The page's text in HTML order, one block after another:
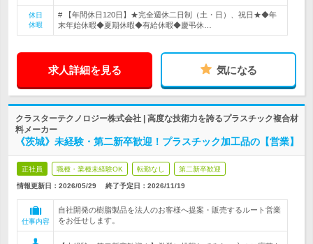
休日
休暇
# 【年間休日120日】★完全週休二日制（土・日）、祝日★◆年
末年始休暇◆夏期休暇◆有給休暇◆慶弔休…
求人詳細を見る 気になる
クラスターテクノロジー株式会社 | 高度な技術力を誇るプラスチック複合材
料メーカー
《茨城》未経験・第二新卒歓迎！プラスチック加工品の【営業】
正社員 職種・業種未経験OK 転勤なし 第二新卒歓迎
情報更新日：2026/05/29 終了予定日： 2026/11/19
仕事内容
自社開発の樹脂製品を法人のお客様へ提案・販売するルート営業
をお任せします。